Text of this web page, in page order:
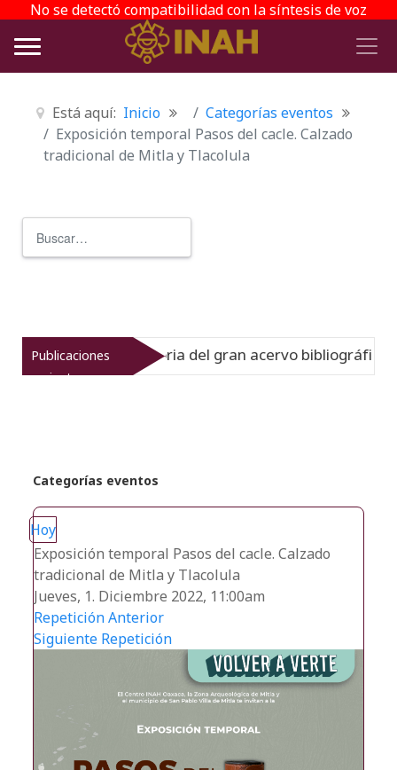
No se detectó compatibilidad con la síntesis de voz
Está aquí: Inicio
Categorías eventos
Exposición temporal Pasos del cacle. Calzado
tradicional de Mitla y Tlacolula
Publicaciones
recientes
muestra la historia del gran acervo bibliográfico
Categorías eventos
Hoy
Exposición temporal Pasos del cacle. Calzado
tradicional de Mitla y Tlacolula
Jueves, 1. Diciembre 2022, 11:00am
Repetición Anterior
Siguiente Repetición